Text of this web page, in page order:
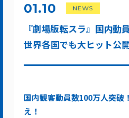
『劇場版転スラ』国内動
世界各国でも大ヒット公
NEWS
01.10
国内観客動員数100万人突破
え！